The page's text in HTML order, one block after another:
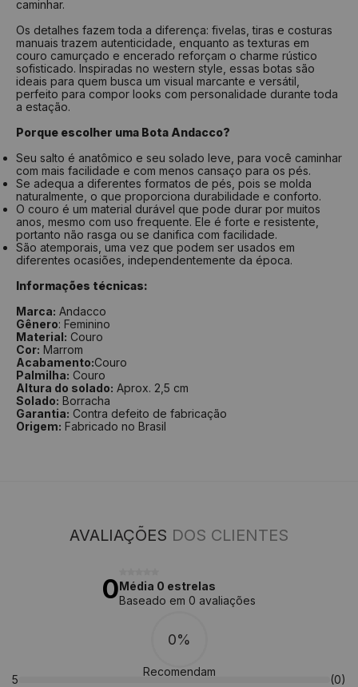
caminhar.
Os detalhes fazem toda a diferença: fivelas, tiras e costuras
manuais trazem autenticidade, enquanto as texturas em
couro camurçado e encerado reforçam o charme rústico
sofisticado. Inspiradas no western style, essas botas são
ideais para quem busca um visual marcante e versátil,
perfeito para compor looks com personalidade durante toda
a estação.
Porque escolher uma Bota Andacco?
Seu salto é anatômico e seu solado leve, para você caminhar
com mais facilidade e com menos cansaço para os pés.
Se adequa a diferentes formatos de pés, pois se molda
naturalmente, o que proporciona durabilidade e conforto.
O couro é um material durável que pode durar por muitos
anos, mesmo com uso frequente. Ele é forte e resistente,
portanto não rasga ou se danifica com facilidade.
São atemporais, uma vez que podem ser usados em
diferentes ocasiões, independentemente da época.
Informações técnicas:
Marca: Andacco
Gênero: Feminino
Material: Couro
Cor: Marrom
Acabamento:Couro
Palmilha: Couro
Altura do solado: Aprox. 2,5 cm
Solado: Borracha
Garantia: Contra defeito de fabricação
Origem: Fabricado no Brasil
AVALIAÇÕES DOS CLIENTES
0Média 0 estrelas
Baseado em 0 avaliações
0%
Recomendam
5
(0)